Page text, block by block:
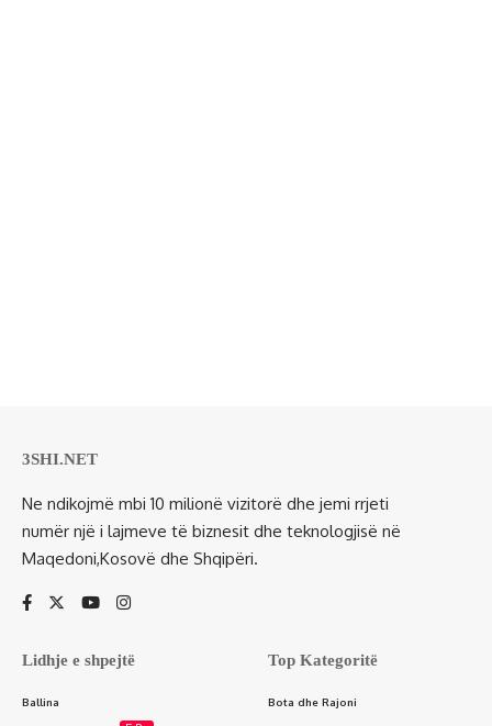
3SHI.NET
Ne ndikojmë mbi 10 milionë vizitorë dhe jemi rrjeti
numër një i lajmeve të biznesit dhe teknologjisë në
Maqedoni,Kosovë dhe Shqipëri.
Lidhje e shpejtë
Ballina
Top Kategoritë
Bota dhe Rajoni